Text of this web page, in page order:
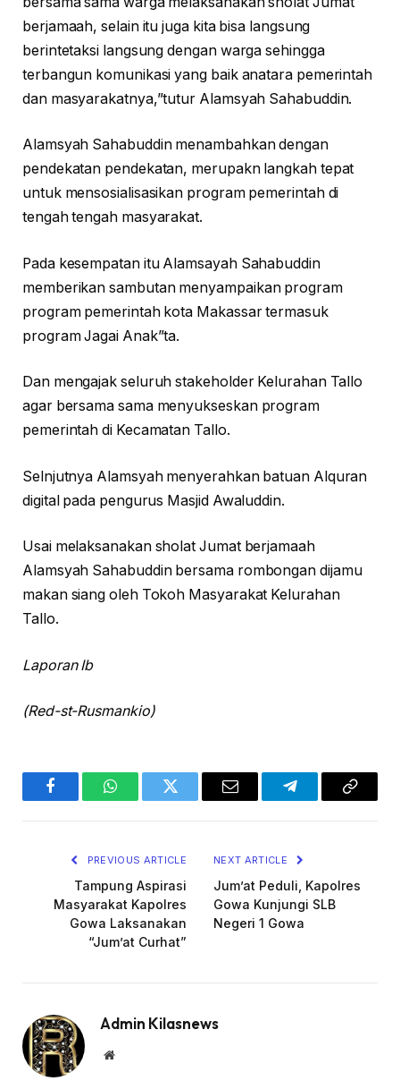
berjamaah, selain itu juga kita bisa langsung
berintetaksi langsung dengan warga sehingga
terbangun komunikasi yang baik anatara pemerintah
dan masyarakatnya,”tutur Alamsyah Sahabuddin.
Alamsyah Sahabuddin menambahkan dengan
pendekatan pendekatan, merupakn langkah tepat
untuk mensosialisasikan program pemerintah di
tengah tengah masyarakat.
Pada kesempatan itu Alamsayah Sahabuddin
memberikan sambutan menyampaikan program
program pemerintah kota Makassar termasuk
program Jagai Anak”ta.
Dan mengajak seluruh stakeholder Kelurahan Tallo
agar bersama sama menyukseskan program
pemerintah di Kecamatan Tallo.
Selnjutnya Alamsyah menyerahkan batuan Alquran
digital pada pengurus Masjid Awaluddin.
Usai melaksanakan sholat Jumat berjamaah
Alamsyah Sahabuddin bersama rombongan dijamu
makan siang oleh Tokoh Masyarakat Kelurahan
Tallo.
Laporan Ib
(Red-st-Rusmankio)
FacebookWhatsAppTwitter Email TelegramCopy
PREVIOUS ARTICLE
Tampung Aspirasi
Masyarakat Kapolres
Gowa Laksanakan
“Jum’at Curhat”
NEXT ARTICLE
Jum’at Peduli, Kapolres
Gowa Kunjungi SLB
Negeri 1 Gowa
Admin Kilasnews
Website